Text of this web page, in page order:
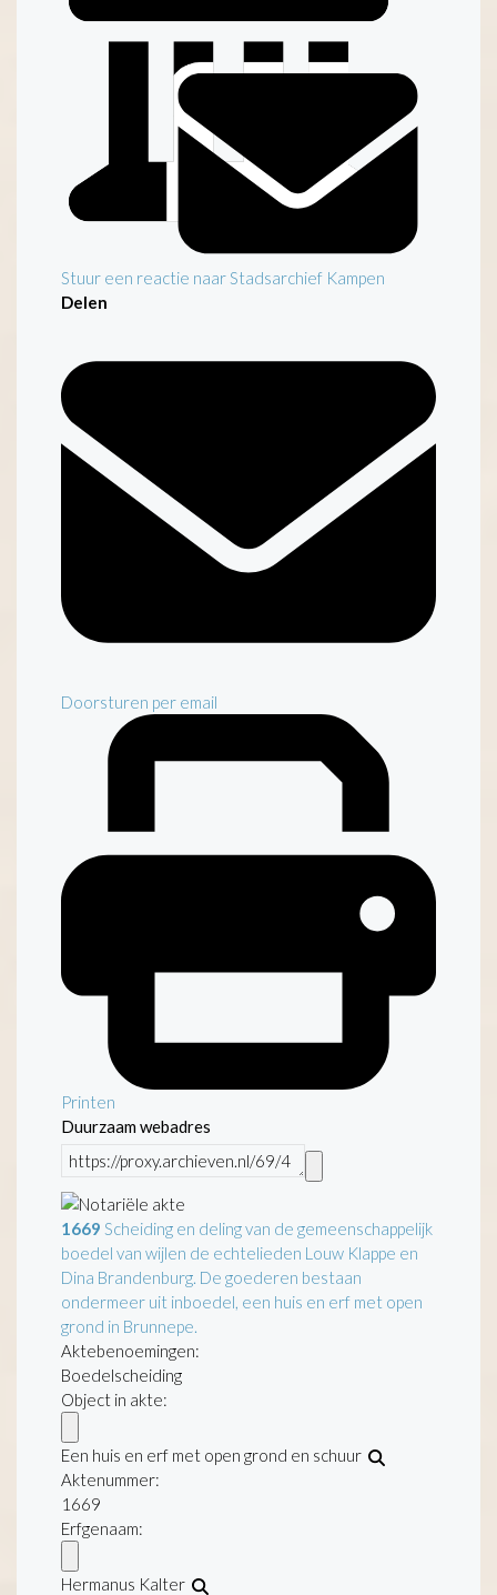
Stuur een reactie naar Stadsarchief Kampen
Delen
Doorsturen per email
Printen
Duurzaam webadres
1669 Scheiding en deling van de gemeenschappelijk
boedel van wijlen de echtelieden Louw Klappe en
Dina Brandenburg. De goederen bestaan
ondermeer uit inboedel, een huis en erf met open
grond in Brunnepe.
Aktebenoemingen:
Boedelscheiding
Object in akte:
Een huis en erf met open grond en schuur
Aktenummer:
1669
Erfgenaam:
Hermanus Kalter